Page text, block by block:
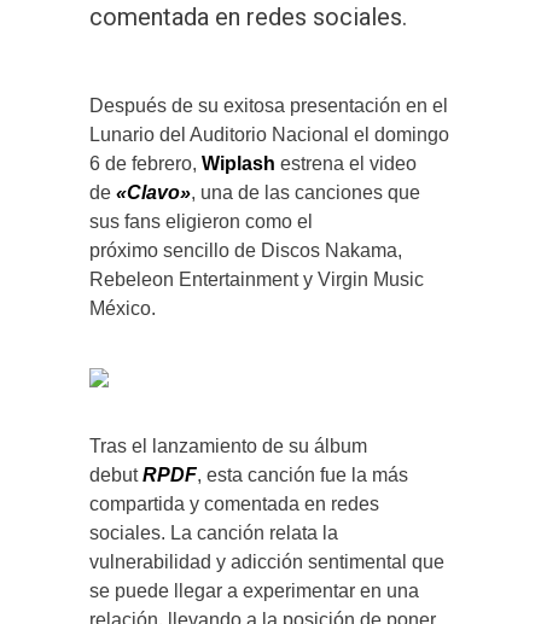
comentada en redes sociales.
Después de su exitosa presentación en el
Lunario del Auditorio Nacional el domingo
6 de febrero, Wiplash estrena el video
de «Clavo», una de las canciones que
sus fans eligieron como el
próximo sencillo de Discos Nakama,
Rebeleon Entertainment y Virgin Music
México.
Tras el lanzamiento de su álbum
debutRPDF, esta canción fue la más
compartida y comentada en redes
sociales. La canción relata la
vulnerabilidad y adicción sentimental que
se puede llegar a experimentar en una
relación, llevando a la posición de poner